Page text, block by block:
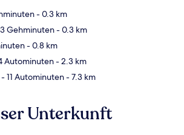
- 0.3 km
Gehminuten- 0.3 km
- 0.8 km
Autominuten- 2.3 km
- 11 Autominuten- 7.3 km
Unterkunft